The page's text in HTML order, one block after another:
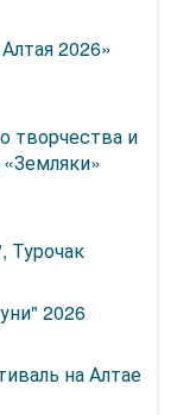
2026»
творчества и
Турочак
2026
на Алтае